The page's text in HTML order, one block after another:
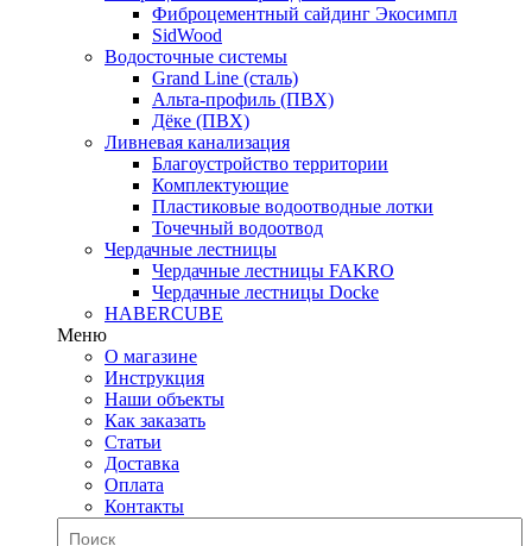
Фиброцементный сайдинг Экосимпл
SidWood
Водосточные системы
Grand Line (сталь)
Альта-профиль (ПВХ)
Дёке (ПВХ)
Ливневая канализация
Благоустройство территории
Комплектующие
Пластиковые водоотводные лотки
Точечный водоотвод
Чердачные лестницы
Чердачные лестницы FAKRO
Чердачные лестницы Docke
HABERCUBE
Меню
О магазине
Инструкция
Наши объекты
Как заказать
Статьи
Доставка
Оплата
Контакты